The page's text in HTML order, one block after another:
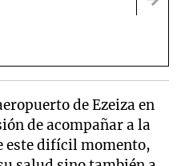
de Ezeiza en
de acompañar a la
este difícil momento,